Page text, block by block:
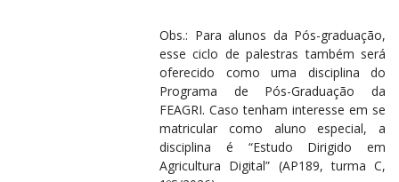
Obs.: Para alunos da Pós-graduação,
esse ciclo de palestras também será
oferecido como uma disciplina do
Programa de Pós-Graduação da
FEAGRI. Caso tenham interesse em se
matricular como aluno especial, a
disciplina é “Estudo Dirigido em
Agricultura Digital” (AP189, turma C,